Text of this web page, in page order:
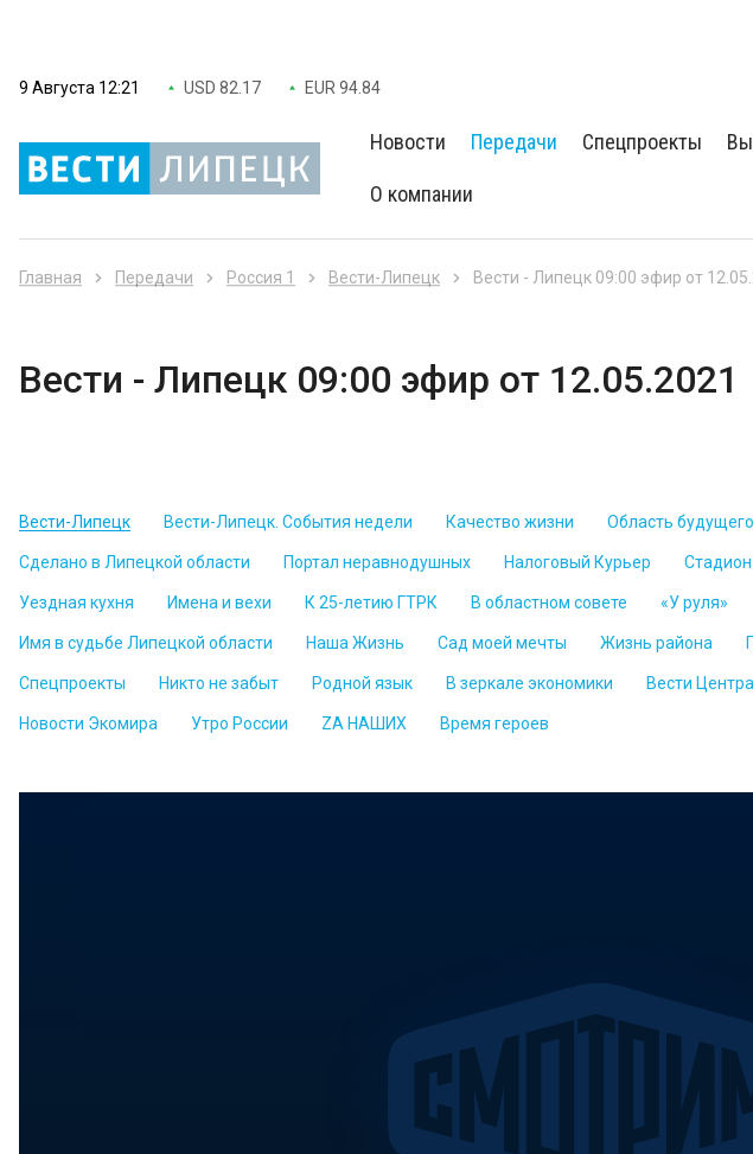
9 Августа 12:21 USD 82.17 EUR 94.84
Новости Передачи Спецпроекты
О компании
Главная Передачи Россия 1 Вести-Липецк Вести - Липецк 09:00 эфир от
Вести - Липецк 09:00 эфир от 12.05.2021
Вести-Липецк Вести-Липецк. События недели Качество жизни Область будущего
Сделано в Липецкой области Портал неравнодушных Налоговый Курьер Стадион
Уездная кухня Имена и вехи К 25-летию ГТРК В областном совете «У руля»
Имя в судьбе Липецкой области Наша Жизнь Сад моей мечты Жизнь района
Спецпроекты Никто не забыт Родной язык В зеркале экономики Вести
Новости Экомира Утро России ZА НАШИХ Время героев